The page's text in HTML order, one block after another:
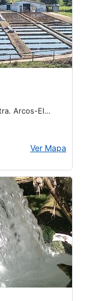
Arcos-El
Ver Mapa